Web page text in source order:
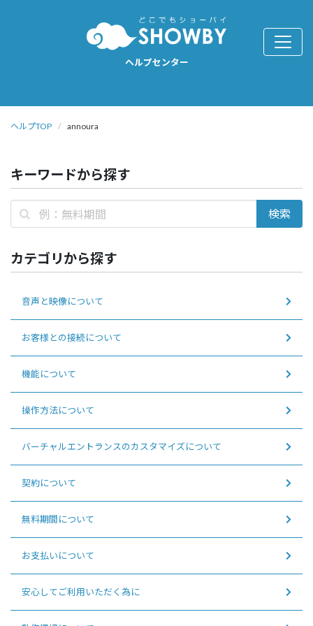
ヘルプセンター
ヘルプTOP annoura
キーワードから探す
カテゴリから探す
音声と映像について
お客様との接続について
機能について
操作方法について
バーチャルエントランスのカスタマイズについて
契約について
無料期間について
お支払いについて
安心してご利用いただく為に